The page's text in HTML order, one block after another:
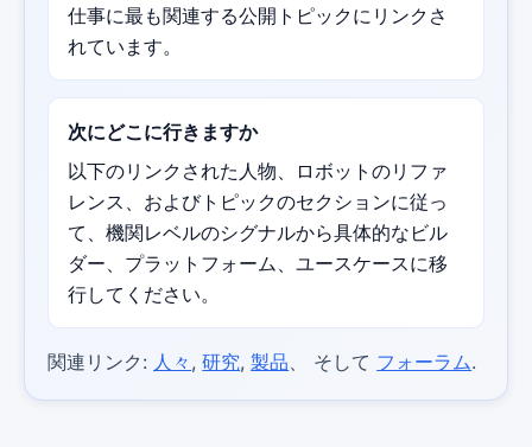
仕事に最も関連する公開トピックにリンクさ
れています。
次にどこに行きますか
以下のリンクされた人物、ロボットのリファ
レンス、およびトピックのセクションに従っ
て、機関レベルのシグナルから具体的なビル
ダー、プラットフォーム、ユースケースに移
行してください。
関連リンク: 人々 ,研究,製品、 そして フォーラム.